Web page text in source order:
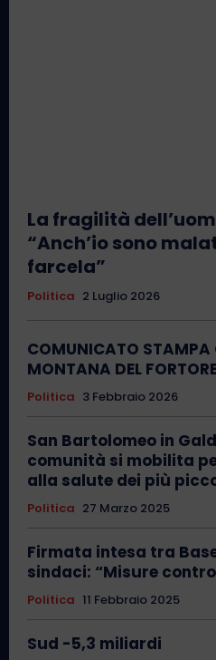
La fragilità
“Anch’io sono
farcela”
Politica 2 Luglio 2026
COMUNICATO STAMPA
MONTANA DEL
Politica 3 Febbraio 2026
San Bartolomeo in
comunità si mobilita
alla salute dei più
Politica 27 Marzo 2025
Firmata intesa tra
sindaci: “Misure
Politica 11 Febbraio 2025
Sud -5,3 miliardi